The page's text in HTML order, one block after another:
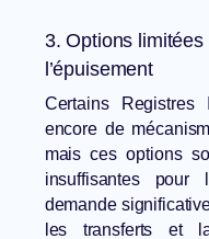
3. Options
l’épuisement
Certains Registres
encore de
mais ces options
insuffisantes pour
demande
les transferts et